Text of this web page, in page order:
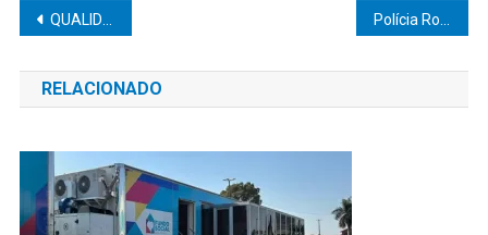
Navegação
de
Post
QUALIDADE DE VIDA: Oferta escassa e valorização crescente fazem da região da Alta Esmeralda a “alma” de Marília
RELACIONADO